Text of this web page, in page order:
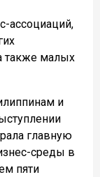
ассоциаций,
также малых
и
главную
среды в
пяти